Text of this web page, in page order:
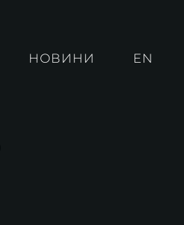
НОВИНИ EN